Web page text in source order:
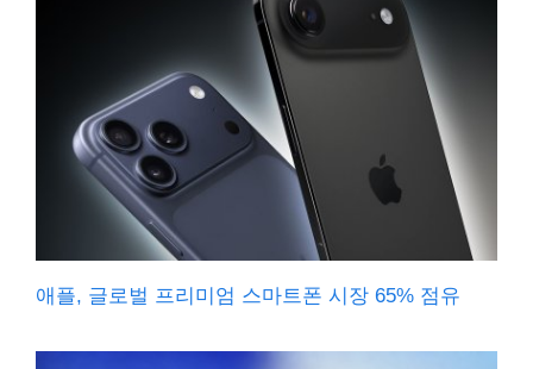
애플, 글로벌 프리미엄 스마트폰 시장 65% 점유